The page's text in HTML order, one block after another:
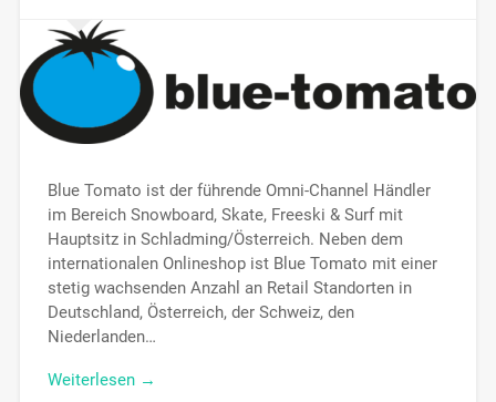
Blue Tomato ist der führende Omni-Channel Händler
im Bereich Snowboard, Skate, Freeski & Surf mit
Hauptsitz in Schladming/Österreich. Neben dem
internationalen Onlineshop ist Blue Tomato mit einer
stetig wachsenden Anzahl an Retail Standorten in
Deutschland, Österreich, der Schweiz, den
Niederlanden…
Weiterlesen →